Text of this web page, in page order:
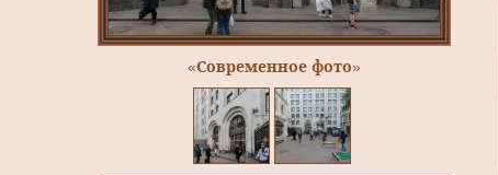
«Современное фото»